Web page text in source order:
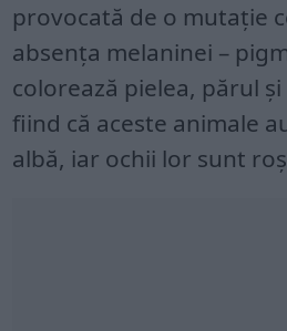
provocată de o mutaţie
absenţa melaninei –
colorează pielea, părul
fiind că aceste animale
albă, iar ochii lor sunt